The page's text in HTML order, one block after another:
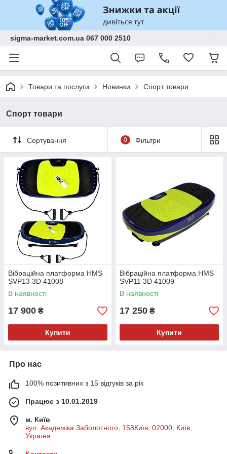
sigma-market.com.ua 067 000 2510
Товари та послуги Новинки Спорт товари
Спорт товари
Сортування 0 Фільтри
Вібраційна платформа HMS
SVP13 3D 41008
В наявності
17 900 ₴
Купити
Вібраційна платформа HMS
SVP11 3D 41009
В наявності
17 250 ₴
Купити
Про нас
100% позитивних з 15 відгуків за рік
Працює з 10.01.2019
м. Київ
вул. Академіка Заболотного, 158Київ, 02000, Київ,
Україна